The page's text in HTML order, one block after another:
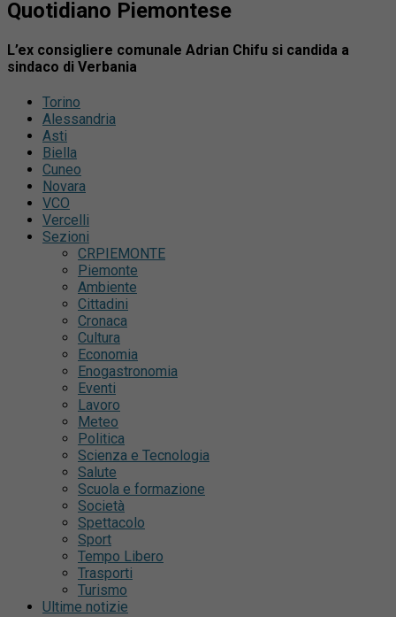
Quotidiano Piemontese
L’ex consigliere comunale Adrian Chifu si candida a
sindaco di Verbania
Torino
Alessandria
Asti
Biella
Cuneo
Novara
VCO
Vercelli
Sezioni
CRPIEMONTE
Piemonte
Ambiente
Cittadini
Cronaca
Cultura
Economia
Enogastronomia
Eventi
Lavoro
Meteo
Politica
Scienza e Tecnologia
Salute
Scuola e formazione
Società
Spettacolo
Sport
Tempo Libero
Trasporti
Turismo
Ultime notizie